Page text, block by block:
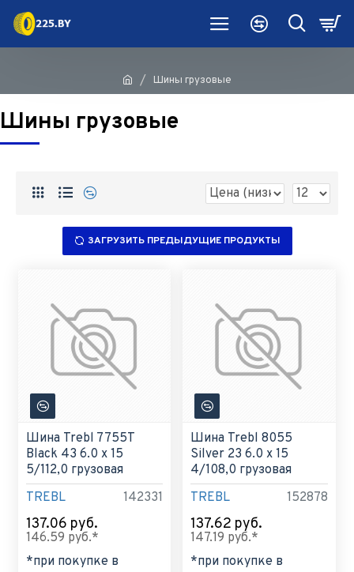
Шины грузовые
Шины грузовые
ЗАГРУЗИТЬ ПРЕДЫДУЩИЕ ПРОДУКТЫ
TREBL 142331
Шина Trebl 7755T
Black 43 6.0 x 15
5/112,0 грузовая
137.06 руб.
146.59 руб.*
*при покупке в
TREBL 152878
Шина Trebl 8055
Silver 23 6.0 x 15
4/108,0 грузовая
137.62 руб.
147.19 руб.*
*при покупке в